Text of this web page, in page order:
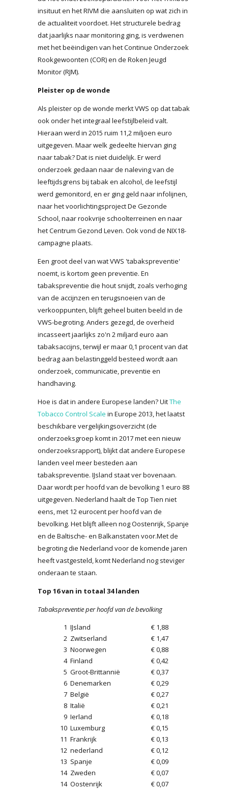
insituut en het RIVM die aansluiten op wat zich in
de actualiteit voordoet. Het structurele bedrag
dat jaarlijks naar monitoring ging, is verdwenen
met het beëindigen van het Continue Onderzoek
Rookgewoonten (COR) en de Roken Jeugd
Monitor (RJM).
Pleister op de wonde
Als pleister op de wonde merkt VWS op dat tabak
ook onder het integraal leefstijlbeleid valt.
Hieraan werd in 2015 ruim 11,2 miljoen euro
uitgegeven. Maar welk gedeelte hiervan ging
naar tabak? Dat is niet duidelijk. Er werd
onderzoek gedaan naar de naleving van de
leeftijdsgrens bij tabak en alcohol, de leefstijl
werd gemonitord, en er ging geld naar infolijnen,
naar het voorlichtingsproject De Gezonde
School, naar rookvrije schoolterreinen en naar
het Centrum Gezond Leven. Ook vond de NIX18-
campagne plaats.
Een groot deel van wat VWS 'tabakspreventie'
noemt, is kortom geen preventie. En
tabakspreventie die hout snijdt, zoals verhoging
van de accijnzen en terugsnoeien van de
verkooppunten, blijft geheel buiten beeld in de
VWS-begroting. Anders gezegd, de overheid
incasseert jaarlijks zo'n 2 miljard euro aan
tabaksaccijns, terwijl er maar 0,1 procent van dat
bedrag aan belastinggeld besteed wordt aan
onderzoek, communicatie, preventie en
handhaving.
Hoe is dat in andere Europese landen? UitThe
Tobacco Control Scale in Europe 2013, het laatst
beschikbare vergelijkingsoverzicht (de
onderzoeksgroep komt in 2017 met een nieuw
onderzoeksrapport), blijkt dat andere Europese
landen veel meer besteden aan
tabakspreventie. IJsland staat ver bovenaan.
Daar wordt per hoofd van de bevolking 1 euro 88
uitgegeven. Nederland haalt de Top Tien niet
eens, met 12 eurocent per hoofd van de
bevolking. Het blijft alleen nog Oostenrijk, Spanje
en de Baltische- en Balkanstaten voor.Met de
begroting die Nederland voor de komende jaren
heeft vastgesteld, komt Nederland nog steviger
onderaan te staan.
Top 16 van in totaal 34 landen
Tabakspreventie per hoofd van de bevolking
1 IJsland
€ 1,88
2 Zwitserland
€ 1,47
3 Noorwegen
€ 0,88
4 Finland
€ 0,42
5 Groot-Brittannië
€ 0,37
6 Denemarken
€ 0,29
7 België
€ 0,27
8 Italië
€ 0,21
9 Ierland
€ 0,18
10 Luxemburg
€ 0,15
11 Frankrijk
€ 0,13
12 nederland
€ 0,12
13 Spanje
€ 0,09
14 Zweden
€ 0,07
14 Oostenrijk
€ 0,07